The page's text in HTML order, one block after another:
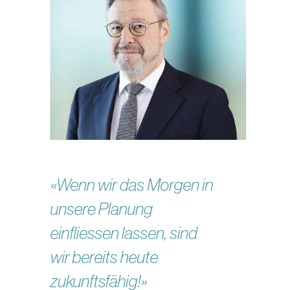
«Wenn wir das Morgen in
unsere Planung
einfliessen lassen, sind
wir bereits heute
zukunftsfähig!»